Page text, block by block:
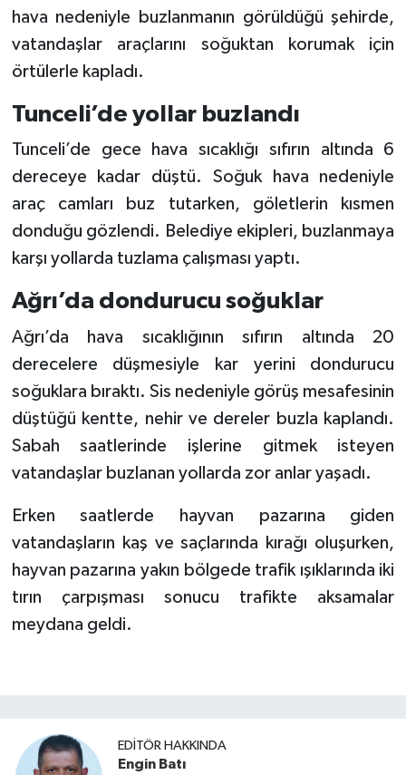
hava nedeniyle buzlanmanın görüldüğü şehirde,
vatandaşlar araçlarını soğuktan korumak için
örtülerle kapladı.
Tunceli’de yollar buzlandı
Tunceli’de gece hava sıcaklığı sıfırın altında 6
dereceye kadar düştü. Soğuk hava nedeniyle
araç camları buz tutarken, göletlerin kısmen
donduğu gözlendi. Belediye ekipleri, buzlanmaya
karşı yollarda tuzlama çalışması yaptı.
Ağrı’da dondurucu soğuklar
Ağrı’da hava sıcaklığının sıfırın altında 20
derecelere düşmesiyle kar yerini dondurucu
soğuklara bıraktı. Sis nedeniyle görüş mesafesinin
düştüğü kentte, nehir ve dereler buzla kaplandı.
Sabah saatlerinde işlerine gitmek isteyen
vatandaşlar buzlanan yollarda zor anlar yaşadı.
Erken saatlerde hayvan pazarına giden
vatandaşların kaş ve saçlarında kırağı oluşurken,
hayvan pazarına yakın bölgede trafik ışıklarında iki
tırın çarpışması sonucu trafikte aksamalar
meydana geldi.
EDITÖR HAKKINDA
Engin Batı